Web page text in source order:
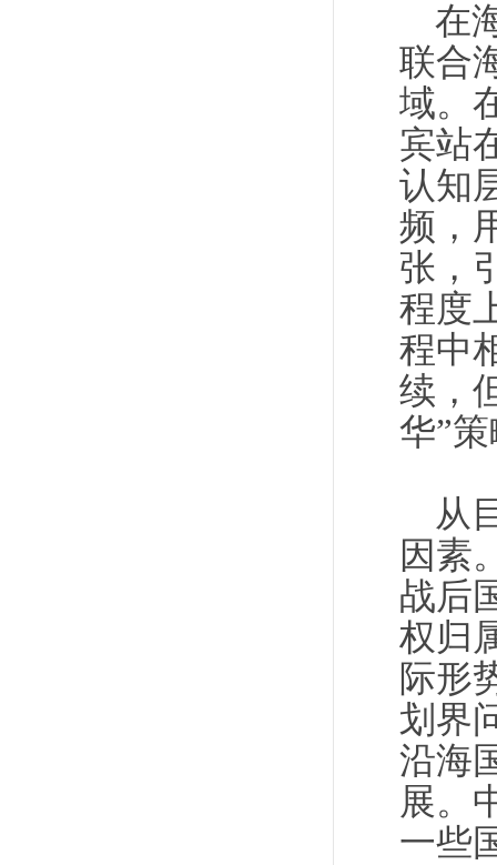
在
联合
域。
宾站
认知
频，
张，
程度
程中
续，
华”
从
因素
战后
权归
际形
划界
沿海
展。
一些